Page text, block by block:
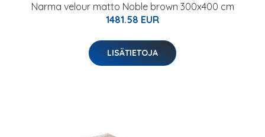
Narma velour matto Noble brown 300x400 cm
1481.58 EUR
LISÄTIETOJA